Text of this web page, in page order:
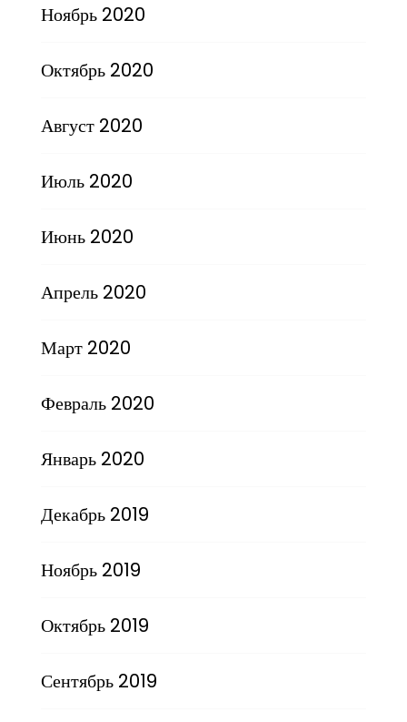
Ноябрь 2020
Октябрь 2020
Август 2020
Июль 2020
Июнь 2020
Апрель 2020
Март 2020
Февраль 2020
Январь 2020
Декабрь 2019
Ноябрь 2019
Октябрь 2019
Сентябрь 2019